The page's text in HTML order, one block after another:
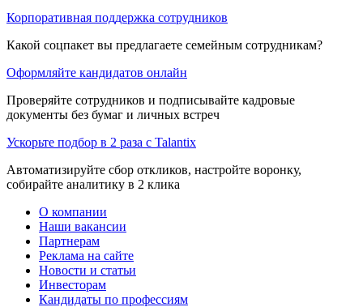
Корпоративная поддержка сотрудников
Какой соцпакет вы предлагаете семейным сотрудникам?
Оформляйте кандидатов онлайн
Проверяйте сотрудников и подписывайте кадровые
документы без бумаг и личных встреч
Ускорьте подбор в 2 раза с Talantix
Автоматизируйте сбор откликов, настройте воронку,
собирайте аналитику в 2 клика
О компании
Наши вакансии
Партнерам
Реклама на сайте
Новости и статьи
Инвесторам
Кандидаты по профессиям